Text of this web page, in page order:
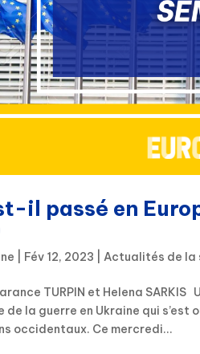
il passé en
Fév 12, 2023 |Actualités de la
TURPIN et Helena SARKIS
de la guerre en Ukraine qui
occidentaux. Ce mercredi...